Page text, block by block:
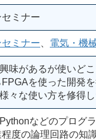
ミナー
ミナー 電気・機
味があるが使いど
FPGAを使った開発
々な使い方を修得
などのプログ
程度の論理回路の知